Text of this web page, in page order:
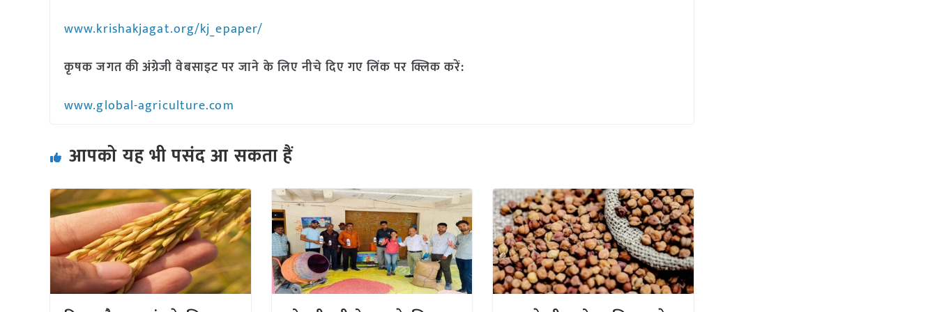
www.krishakjagat.org/kj_epaper/
कृषक जगत की अंग्रेजी वेबसाइट पर जाने के लिए नीचे दिए गए लिंक पर क्लिक करें:
www.global-agriculture.com
आपको यह भी पसंद आ सकता हैं